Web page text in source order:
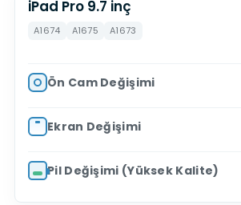
iPad Pro 9.7 inç
A1674 A1675 A1673
Ön Cam Değişimi
Ekran Değişimi
Pil Değişimi (Yüksek Kalite)